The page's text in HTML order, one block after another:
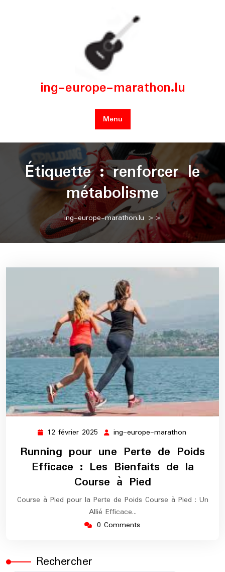
ing-europe-marathon.lu
Menu
Étiquette :renforcer le
métabolisme
ing-europe-marathon.lu >>
12 février 2025 12
2025
ing-europe-marathon
europe-
marathon
Running pour une Perte de Poids
Efficace : Les Bienfaits de la
Course à Pied
Course à Pied pour la Perte de Poids Course à Pied : Un
Allié Efficace…
0 Comments
Rechercher